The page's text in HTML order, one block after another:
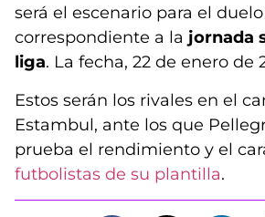
será el escenario para el
correspondiente a la jornada
liga. La fecha, 22 de enero de
Estos serán los rivales en el
Estambul, ante los que
prueba el rendimiento y el
futbolistas de su plantilla.